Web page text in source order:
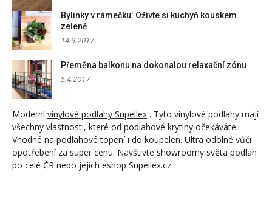
Bylinky v rámečku: Oživte si kuchyň kouskem
zeleně
14.9.2017
Přeměna balkonu na dokonalou relaxační zónu
5.4.2017
Modernívinylové podlahy Supellex . Tyto vinylové podlahy mají
všechny vlastnosti, které od podlahové krytiny očekáváte.
Vhodné na podlahové topení i do koupelen. Ultra odolné vůči
opotřebení za super cenu. Navštivte showroomy světa podlah
po celé ČR nebo jejich eshop Supellex.cz.